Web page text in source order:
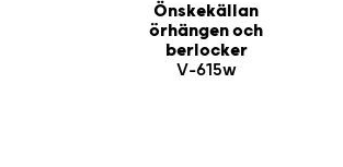
Önskekällan
örhängen och
berlocker
V-615w